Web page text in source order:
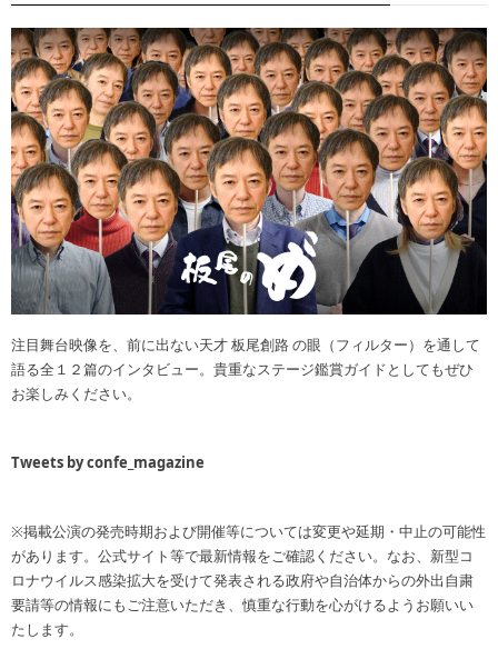
注目舞台映像を、前に出ない天才 板尾創路 の眼（フィルター）を通して
語る全１２篇のインタビュー。貴重なステージ鑑賞ガイドとしてもぜひ
お楽しみください。
Tweets by confe_magazine
※掲載公演の発売時期および開催等については変更や延期・中止の可能性
があります。公式サイト等で最新情報をご確認ください。なお、新型コ
ロナウイルス感染拡大を受けて発表される政府や自治体からの外出自粛
要請等の情報にもご注意いただき、慎重な行動を心がけるようお願いい
たします。